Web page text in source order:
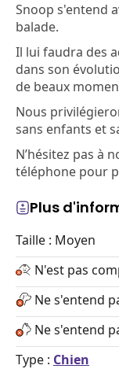
Snoop s'entend
balade.
Il lui faudra des
dans son
de beaux
Nous
sans enfants et
N’hésitez pas à
téléphone pour
Plus
Taille : Moyen
N'est pas
Ne s'entend
Ne s'entend
Type : Chien